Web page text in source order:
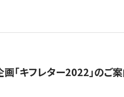
「キフレター2022」のご